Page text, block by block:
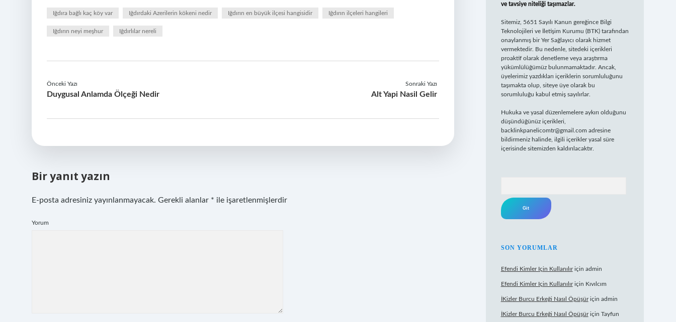
Iğdıra bağlı kaç köy var Iğdırdaki Azerilerin kökeni nedir Iğdırın en büyük ilçesi hangisidir Iğdırın ilçeleri hangileri
Iğdırın neyi meşhur Iğdırlılar nereli
Önceki Yazı
Duygusal Anlamda Ölçeği Nedir
Sonraki Yazı
Alt Yapi Nasil Gelir
Bir yanıt yazın
E-posta adresiniz yayınlanmayacak. Gerekli alanlar * ile işaretlenmişlerdir
Yorum
ve tavsiye niteliği taşımazlar.
Sitemiz, 5651 Sayılı Kanun gereğince Bilgi
Teknolojileri ve İletişim Kurumu (BTK) tarafından
onaylanmış bir Yer Sağlayıcı olarak hizmet
vermektedir. Bu nedenle, sitedeki içerikleri
proaktif olarak denetleme veya araştırma
yükümlülüğümüz bulunmamaktadır. Ancak,
üyelerimiz yazdıkları içeriklerin sorumluluğunu
taşımakta olup, siteye üye olarak bu
sorumluluğu kabul etmiş sayılırlar.
Hukuka ve yasal düzenlemelere aykırı olduğunu
düşündüğünüz içerikleri,
backlinkpanelicomtr@gmail.com adresine
bildirmeniz halinde, ilgili içerikler yasal süre
içerisinde sitemizden kaldırılacaktır.
SON YORUMLAR
Efendi Kimler Için Kullanılıriçin admin
Efendi Kimler Için Kullanılıriçin Kıvılcım
İKizler Burcu Erkeği Nasıl Öpüşüriçin admin
İKizler Burcu Erkeği Nasıl Öpüşüriçin Tayfun